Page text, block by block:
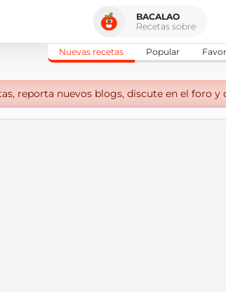
BACALAO
Recetas sobre
Nuevas recetas Popular
reporta nuevos blogs, discute en el foro y